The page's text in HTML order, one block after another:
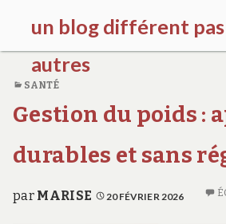
un blog différent
autres
d
c
h
d
SANTÉ
Gestion du poids :
durables et sans
par MARISE 20 FÉVRIER 2026